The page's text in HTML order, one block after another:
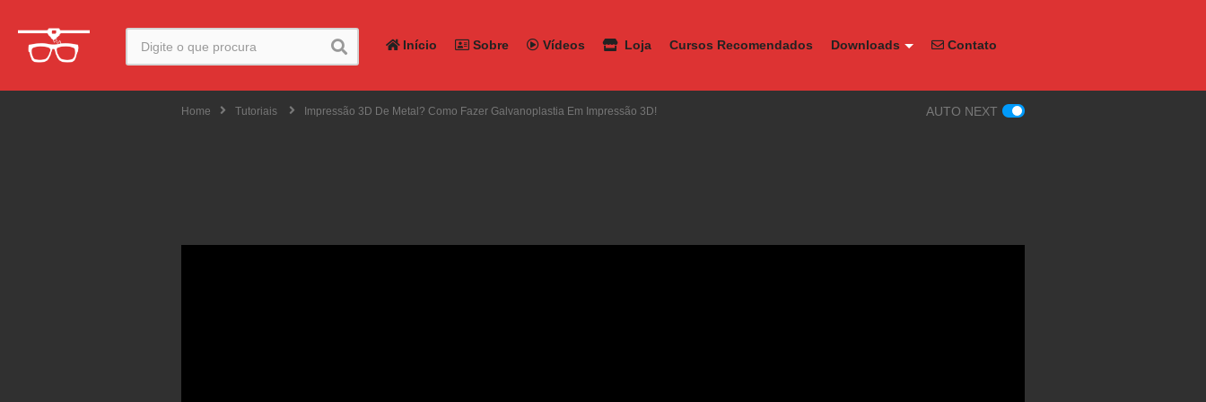
Início Sobre Vídeos Loja Cursos Recomendados Downloads Contato
Home Tutoriais Impressão 3D De Metal? Como Fazer Galvanoplastia Em Impressão 3D! AUTO NEXT